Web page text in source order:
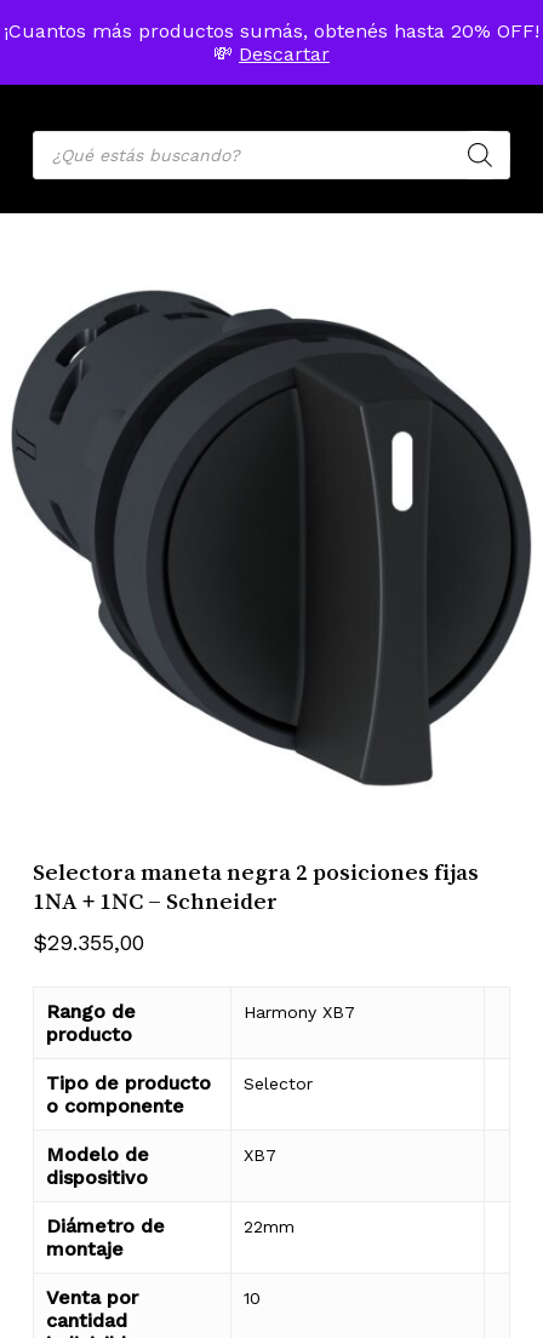
¡Cuantos más productos sumás, obtenés hasta 20% OFF!
💸 Descartar
to
content
MENU
Products
search
Selectora maneta negra 2 posiciones fijas
1NA + 1NC – Schneider
$29.355,00
Rango de
producto
Harmony XB7
Tipo de producto
o componente
Selector
Modelo de
dispositivo
XB7
Diámetro de
montaje
22mm
Venta por
cantidad
10